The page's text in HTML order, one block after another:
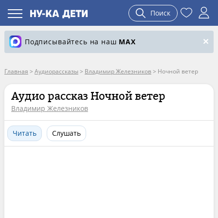
Поиск
Подписывайтесь на наш MAX
Главная > Аудиорассказы > Владимир Железников> Ночной ветер
Аудио рассказ Ночной ветер
Владимир Железников
Читать Слушать